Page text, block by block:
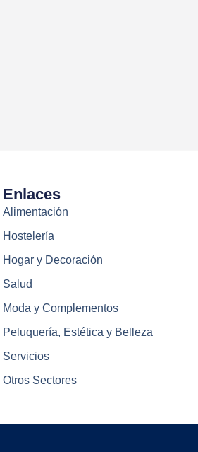
Enlaces
Alimentación
Hostelería
Hogar y Decoración
Salud
Moda y Complementos
Peluquería, Estética y Belleza
Servicios
Otros Sectores